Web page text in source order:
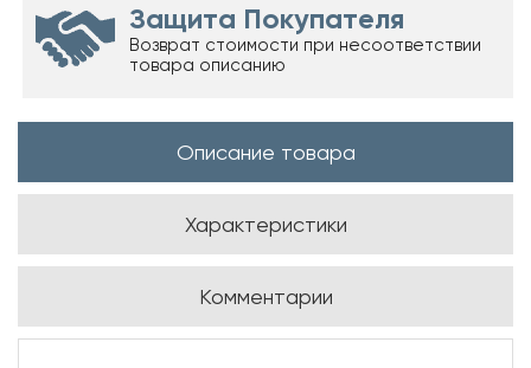
Защита Покупателя
Возврат стоимости при несоответствии
товара описанию
Описание товара
Характеристики
Комментарии